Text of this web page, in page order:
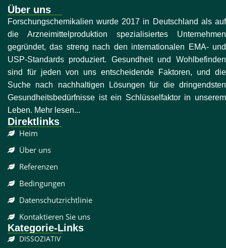
Über uns
Forschungschemikalien wurde 2017 in Deutschland als auf
die Arzneimittelproduktion spezialisiertes Unternehmen
gegründet, das streng nach den internationalen EMA- und
USP-Standards produziert. Gesundheit und Wohlbefinden
sind für jeden von uns entscheidende Faktoren, und die
Suche nach nachhaltigen Lösungen für die dringendsten
Gesundheitsbedürfnisse ist ein Schlüsselfaktor in unserem
Leben. Mehr lesen...
Direktlinks
Heim
Über uns
Referenzen
Bedingungen
Datenschutzrichtlinie
Kontaktieren Sie uns
Kategorie-Links
DISSOZIATIV